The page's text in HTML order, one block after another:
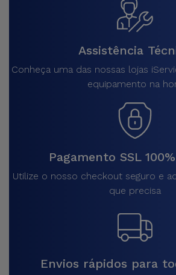
Assistência
Conheça uma das nossas lojas
equipamento na
Pagamento SSL
Utilize o nosso checkout seguro e
que precisa
Envios rápidos para